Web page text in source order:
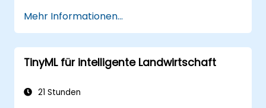
Mehr Informationen...
TinyML für intelligente Landwirtschaft
21 Stunden